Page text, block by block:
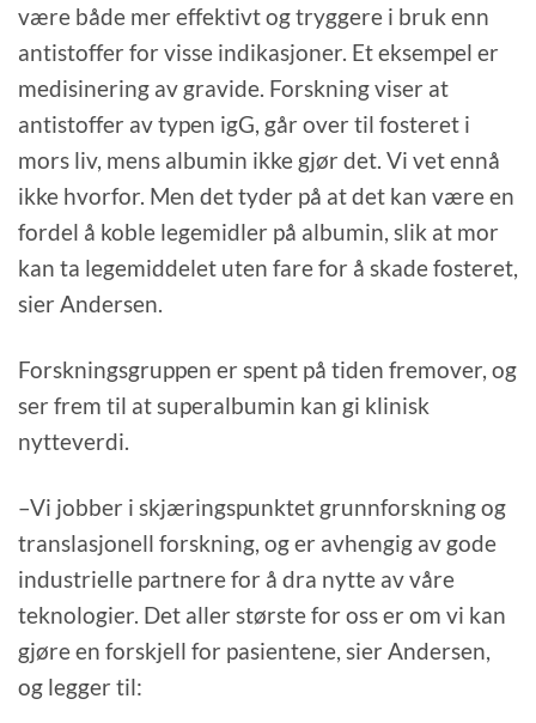
være både mer effektivt og tryggere i bruk enn
antistoffer for visse indikasjoner. Et eksempel er
medisinering av gravide. Forskning viser at
antistoffer av typen igG, går over til fosteret i
mors liv, mens albumin ikke gjør det. Vi vet ennå
ikke hvorfor. Men det tyder på at det kan være en
fordel å koble legemidler på albumin, slik at mor
kan ta legemiddelet uten fare for å skade fosteret,
sier Andersen.
Forskningsgruppen er spent på tiden fremover, og
ser frem til at superalbumin kan gi klinisk
nytteverdi.
–Vi jobber i skjæringspunktet grunnforskning og
translasjonell forskning, og er avhengig av gode
industrielle partnere for å dra nytte av våre
teknologier. Det aller største for oss er om vi kan
gjøre en forskjell for pasientene, sier Andersen,
og legger til: